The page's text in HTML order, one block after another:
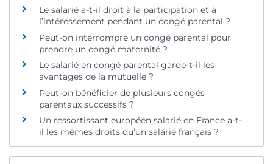
Le salarié a-t-il droit à la participation et à
l’intéressement pendant un congé parental ?
Peut-on interrompre un congé parental pour
prendre un congé maternité ?
Le salarié en congé parental garde-t-il les
avantages de la mutuelle ?
Peut-on bénéficier de plusieurs congés
parentaux successifs ?
Un ressortissant européen salarié en France a-t-
il les mêmes droits qu’un salarié français ?